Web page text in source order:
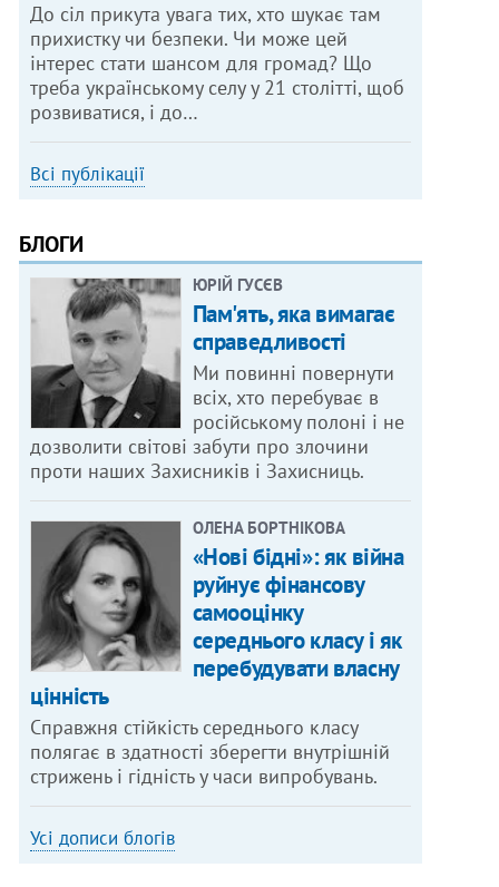
До сіл прикута увага тих, хто шукає там
прихистку чи безпеки. Чи може цей
інтерес стати шансом для громад? Що
треба українському селу у 21 столітті, щоб
розвиватися, і до…
Всі публікації
БЛОГИ
ЮРІЙ ГУСЄВ
Пам'ять, яка вимагає
справедливості
Ми повинні повернути
всіх, хто перебуває в
російському полоні і не
дозволити світові забути про злочини
проти наших Захисників і Захисниць.
ОЛЕНА БОРТНІКОВА
«Нові бідні»: як війна
руйнує фінансову
самооцінку
середнього класу і як
перебудувати власну
цінність
Справжня стійкість середнього класу
полягає в здатності зберегти внутрішній
стрижень і гідність у часи випробувань.
Усі дописи блогів